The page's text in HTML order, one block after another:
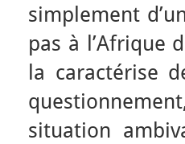
simplement
pas à l’Afrique
la caractérise
situation